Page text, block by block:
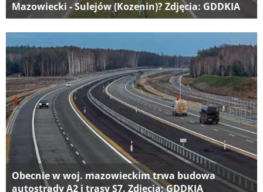
Mazowiecki - Sulejów (Kozenin)? Zdjęcia: GDDKIA
Obecnie w woj. mazowieckim trwa budowa
autostrady A2 i trasy S7. Zdjęcia: GDDKIA